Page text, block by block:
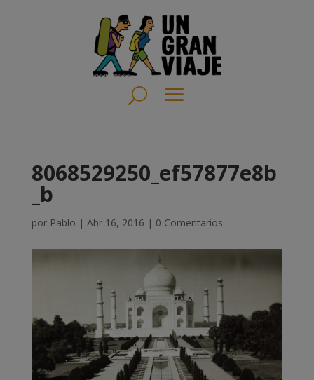
8068529250_ef57877e8b
_b
por Pablo | Abr 16, 2016 | 0 Comentarios